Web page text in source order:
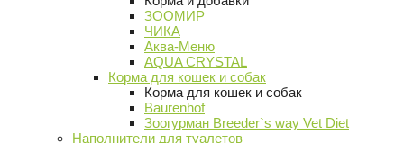
ЗООМИР
ЧИКА
Аква-Меню
AQUA CRYSTAL
Корма для кошек и собак
Корма для кошек и собак
Baurenhof
Зоогурман Breeder`s way Vet Diet
Наполнители для туалетов